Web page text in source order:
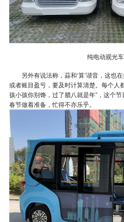
纯电动观光
另外有说法称，蒜和‘算’谐音，这也
或者账目盈亏，要及时计算清楚。每个人
孩小孩你别馋，过了腊八就是年”，这个
春节做着准备，忙得不亦乐乎。